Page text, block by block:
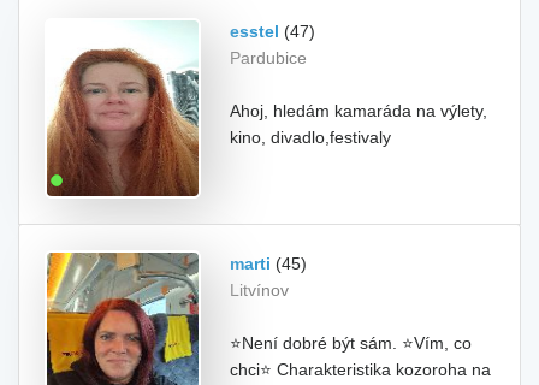
esstel (47)
Pardubice
Ahoj, hledám kamaráda na výlety,
kino, divadlo,festivaly
marti (45)
Litvínov
⭐Není dobré být sám. ⭐Vím, co
chci⭐ Charakteristika kozoroha na